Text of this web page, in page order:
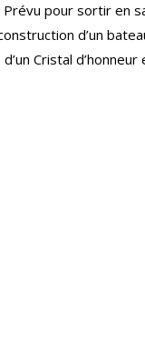
pour sortir en
d’un
Cristal